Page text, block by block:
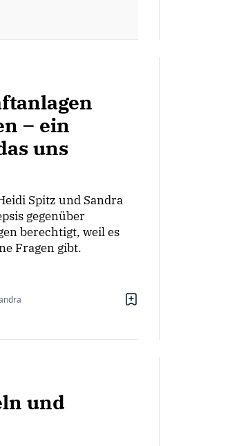
– ein
uns
Spitz und Sandra
gegenüber
berechtigt, weil es
Fragen gibt.
und